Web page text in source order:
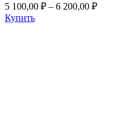
5 100,00 ₽ – 6 200,00 ₽
Купить